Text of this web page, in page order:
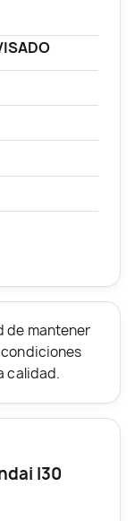
de mantener
calidad.
I30